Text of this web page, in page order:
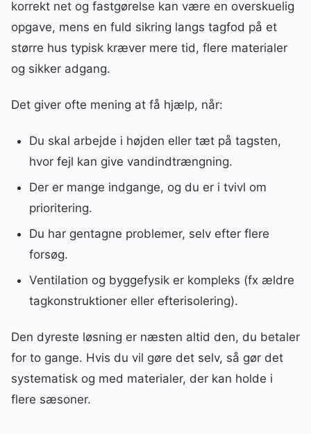
korrekt net og fastgørelse kan være en overskuelig
opgave, mens en fuld sikring langs tagfod på et
større hus typisk kræver mere tid, flere materialer
og sikker adgang.
Det giver ofte mening at få hjælp, når:
Du skal arbejde i højden eller tæt på tagsten,
hvor fejl kan give vandindtrængning.
Der er mange indgange, og du er i tvivl om
prioritering.
Du har gentagne problemer, selv efter flere
forsøg.
Ventilation og byggefysik er kompleks (fx ældre
tagkonstruktioner eller efterisolering).
Den dyreste løsning er næsten altid den, du betaler
for to gange. Hvis du vil gøre det selv, så gør det
systematisk og med materialer, der kan holde i
flere sæsoner.